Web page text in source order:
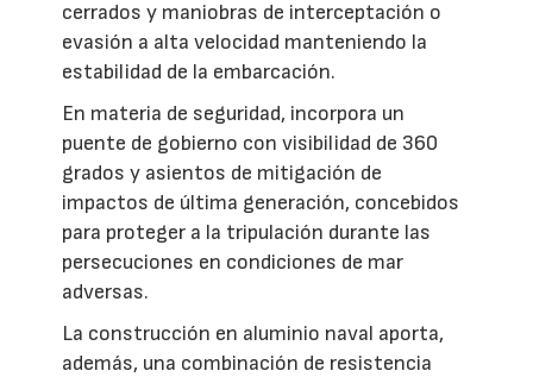
cerrados y maniobras de interceptación o
evasión a alta velocidad manteniendo la
estabilidad de la embarcación.
En materia de seguridad, incorpora un
puente de gobierno con visibilidad de 360
grados y asientos de mitigación de
impactos de última generación, concebidos
para proteger a la tripulación durante las
persecuciones en condiciones de mar
adversas.
La construcción en aluminio naval aporta,
además, una combinación de resistencia